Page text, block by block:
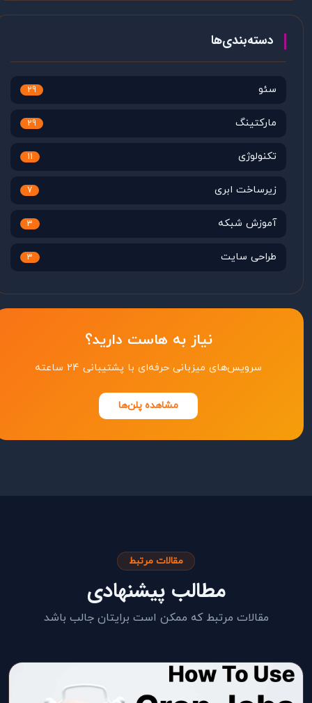
دسته‌بندی‌ها
سئو 29
مارکتینگ 29
تکنولوژی 11
زیرساخت ابری 7
آموزش شبکه 3
طراحی سایت 3
نیاز به هاست دارید؟
سرویس‌های میزبانی حرفه‌ای با پشتیبانی ۲۴ ساعته
مشاهده پلن‌ها
مقالات مرتبط
مطالب پیشنهادی
مقالات مرتبط که ممکن است برایتان جالب باشد